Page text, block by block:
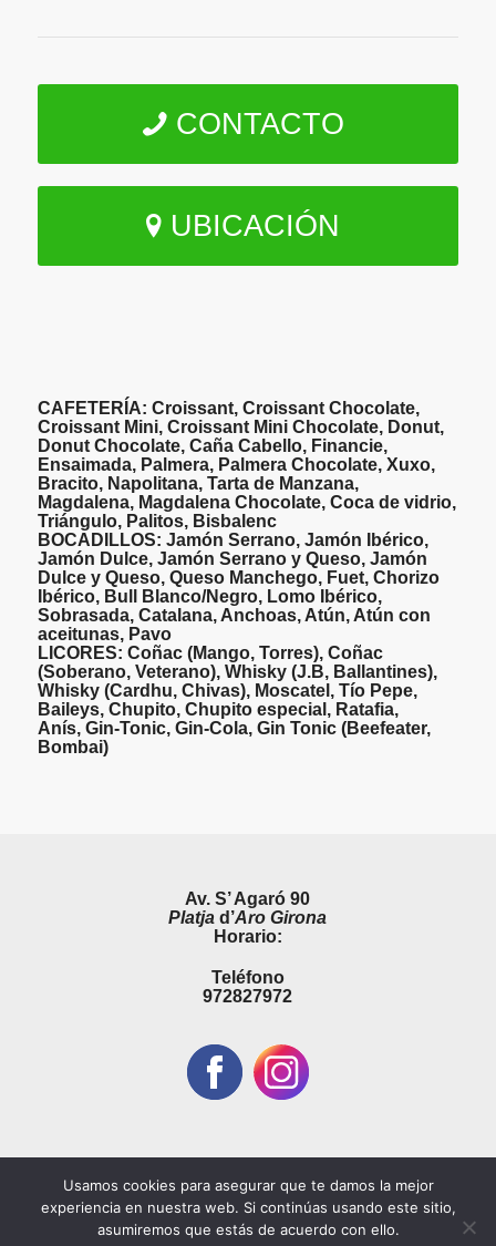
CONTACTO
UBICACIÓN
CAFETERÍA: Croissant, Croissant Chocolate,
Croissant Mini, Croissant Mini Chocolate, Donut,
Donut Chocolate, Caña Cabello, Financie,
Ensaimada, Palmera, Palmera Chocolate, Xuxo,
Bracito, Napolitana, Tarta de Manzana,
Magdalena, Magdalena Chocolate, Coca de vidrio,
Triángulo, Palitos, Bisbalenc
BOCADILLOS: Jamón Serrano, Jamón Ibérico,
Jamón Dulce, Jamón Serrano y Queso, Jamón
Dulce y Queso, Queso Manchego, Fuet, Chorizo
Ibérico, Bull Blanco/Negro, Lomo Ibérico,
Sobrasada, Catalana, Anchoas, Atún, Atún con
aceitunas, Pavo
LICORES: Coñac (Mango, Torres), Coñac
(Soberano, Veterano), Whisky (J.B, Ballantines),
Whisky (Cardhu, Chivas), Moscatel, Tío Pepe,
Baileys, Chupito, Chupito especial, Ratafia,
Anís, Gin-Tonic, Gin-Cola, Gin Tonic (Beefeater,
Bombai)
Av. S’ Agaró 90
Platja d’Aro Girona
Horario:
Teléfono
972827972
© Publicaton 2026 | Adquiera este servicio Digital contactando con nosotros
Usamos cookies para asegurar que te damos la mejor
experiencia en nuestra web. Si continúas usando este sitio,
asumiremos que estás de acuerdo con ello.